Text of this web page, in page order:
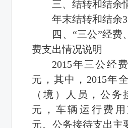
三、结转和结余
年末结转和结余
四、“三公”经费
费支出情况说明
2015年三公经
元，其中，2015年
（境）人员，公务
元，车辆运行费用
元。公务接待支出主